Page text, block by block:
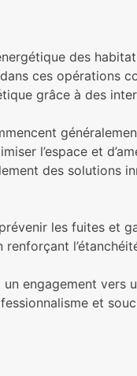
des
ces opérations
grâce à des
l’espace et
des solutions
les fuites et
engagement vers
et